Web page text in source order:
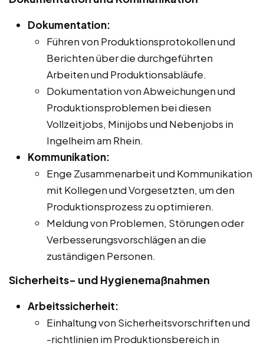
Dokumentation:
Führen von Produktionsprotokollen und
Berichten über die durchgeführten
Arbeiten und Produktionsabläufe.
Dokumentation von Abweichungen und
Produktionsproblemen bei diesen
Vollzeitjobs, Minijobs und Nebenjobs in
Ingelheim am Rhein.
Kommunikation:
Enge Zusammenarbeit und Kommunikation
mit Kollegen und Vorgesetzten, um den
Produktionsprozess zu optimieren.
Meldung von Problemen, Störungen oder
Verbesserungsvorschlägen an die
zuständigen Personen.
Sicherheits- und Hygienemaßnahmen
Arbeitssicherheit:
Einhaltung von Sicherheitsvorschriften und
-richtlinien im Produktionsbereich in